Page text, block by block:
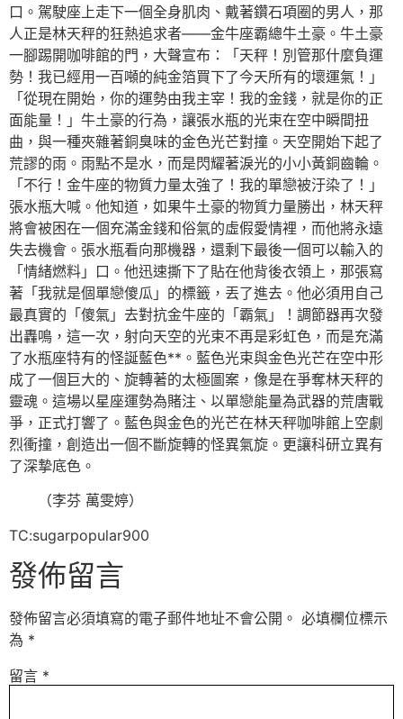
口。駕駛座上走下一個全身肌肉、戴著鑽石項圈的男人，那
人正是林天秤的狂熱追求者——金牛座霸總牛土豪。牛土豪
一腳踢開咖啡館的門，大聲宣布：「天秤！別管那什麼負運
勢！我已經用一百噸的純金箔買下了今天所有的壞運氣！」
「從現在開始，你的運勢由我主宰！我的金錢，就是你的正
面能量！」牛土豪的行為，讓張水瓶的光束在空中瞬間扭
曲，與一種夾雜著銅臭味的金色光芒對撞。天空開始下起了
荒謬的雨。雨點不是水，而是閃耀著淚光的小小黃銅齒輪。
「不行！金牛座的物質力量太強了！我的單戀被汙染了！」
張水瓶大喊。他知道，如果牛土豪的物質力量勝出，林天秤
將會被困在一個充滿金錢和俗氣的虛假愛情裡，而他將永遠
失去機會。張水瓶看向那機器，還剩下最後一個可以輸入的
「情緒燃料」口。他迅速撕下了貼在他背後衣領上，那張寫
著「我就是個單戀傻瓜」的標籤，丟了進去。他必須用自己
最真實的「傻氣」去對抗金牛座的「霸氣」！調節器再次發
出轟鳴，這一次，射向天空的光束不再是彩虹色，而是充滿
了水瓶座特有的怪誕藍色**。藍色光束與金色光芒在空中形
成了一個巨大的、旋轉著的太極圖案，像是在爭奪林天秤的
靈魂。這場以星座運勢為賭注、以單戀能量為武器的荒唐戰
爭，正式打響了。藍色與金色的光芒在林天秤咖啡館上空劇
烈衝撞，創造出一個不斷旋轉的怪異氣旋。更讓科研立異有
了深摯底色。
（李芬 萬雯婷）
TC:sugarpopular900
發佈留言
發佈留言必須填寫的電子郵件地址不會公開。 必填欄位標示
為 *
留言 *